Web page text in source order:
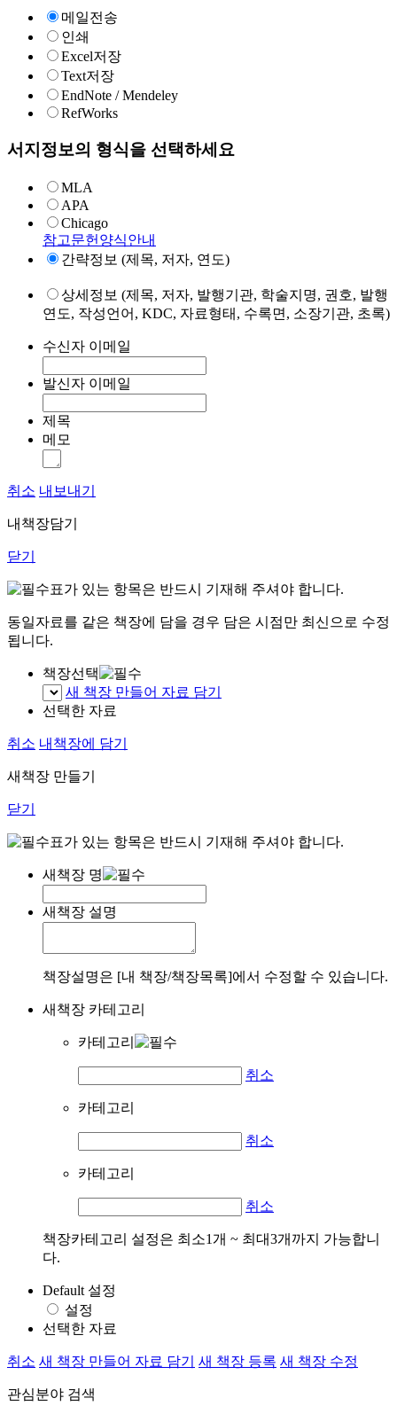
메일전송
인쇄
Excel저장
Text저장
EndNote / Mendeley
RefWorks
서지정보의 형식을 선택하세요
MLA
APA
Chicago
참고문헌양식안내
간략정보 (제목, 저자, 연도)
상세정보 (제목, 저자, 발행기관, 학술지명, 권호, 발행
연도, 작성언어, KDC, 자료형태, 수록면, 소장기관, 초록)
수신자 이메일
발신자 이메일
제목
메모
취소 내보내기
내책장담기
닫기
표가 있는 항목은 반드시 기재해 주셔야 합니다.
동일자료를 같은 책장에 담을 경우 담은 시점만 최신으로 수정
됩니다.
책장선택
새 책장 만들어 자료 담기
선택한 자료
취소 내책장에 담기
새책장 만들기
닫기
표가 있는 항목은 반드시 기재해 주셔야 합니다.
새책장 명
새책장 설명
책장설명은 [내 책장/책장목록]에서 수정할 수 있습니다.
새책장 카테고리
카테고리
취소
카테고리
취소
카테고리
취소
책장카테고리 설정은 최소1개 ~ 최대3개까지 가능합니
다.
Default 설정
설정
선택한 자료
취소 새 책장 만들어 자료 담기 새 책장 등록 새 책장 수정
관심분야 검색